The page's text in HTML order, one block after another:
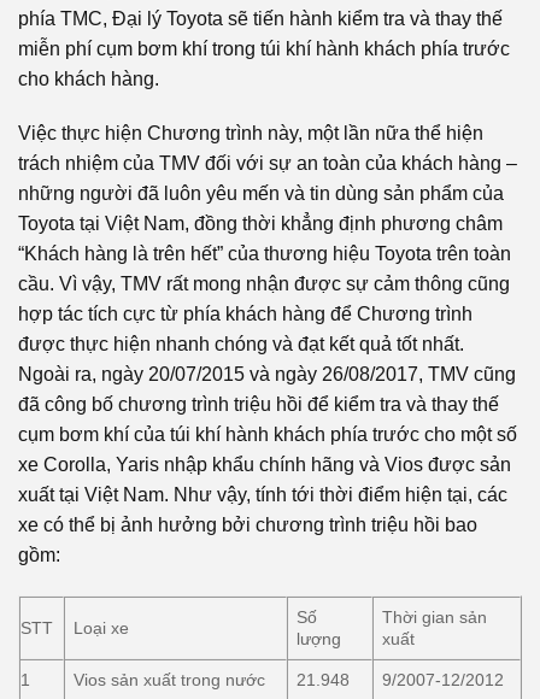
phía TMC, Đại lý Toyota sẽ tiến hành kiểm tra và thay thế
miễn phí cụm bơm khí trong túi khí hành khách phía trước
cho khách hàng.
Việc thực hiện Chương trình này, một lần nữa thể hiện
trách nhiệm của TMV đối với sự an toàn của khách hàng –
những người đã luôn yêu mến và tin dùng sản phẩm của
Toyota tại Việt Nam, đồng thời khẳng định phương châm
“Khách hàng là trên hết” của thương hiệu Toyota trên toàn
cầu. Vì vậy, TMV rất mong nhận được sự cảm thông cũng
hợp tác tích cực từ phía khách hàng để Chương trình
được thực hiện nhanh chóng và đạt kết quả tốt nhất.
Ngoài ra, ngày 20/07/2015 và ngày 26/08/2017, TMV cũng
đã công bố chương trình triệu hồi để kiểm tra và thay thế
cụm bơm khí của túi khí hành khách phía trước cho một số
xe Corolla, Yaris nhập khẩu chính hãng và Vios được sản
xuất tại Việt Nam. Như vậy, tính tới thời điểm hiện tại, các
xe có thể bị ảnh hưởng bởi chương trình triệu hồi bao
gồm:
STT Loại xe
Số
lượng
Thời gian sản
xuất
1 Vios sản xuất trong nước 21.948 9/2007-12/2012